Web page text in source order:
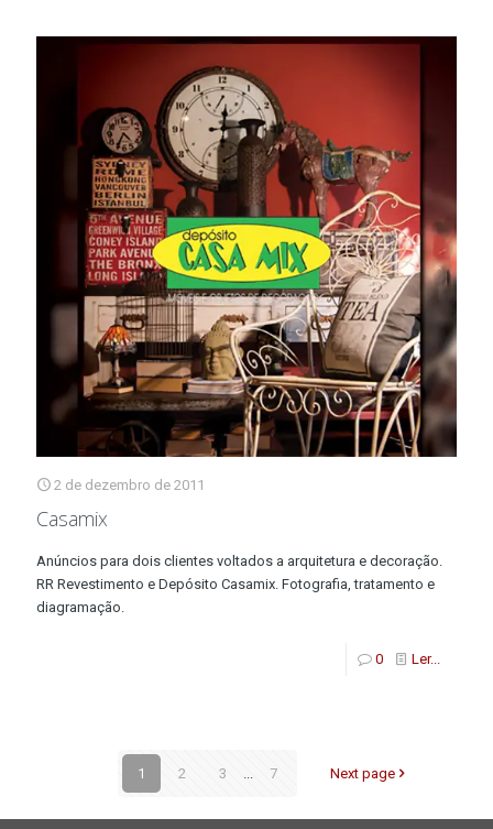
2 de dezembro de 2011
Casamix
Anúncios para dois clientes voltados a arquitetura e decoração.
RR Revestimento e Depósito Casamix. Fotografia, tratamento e
diagramação.
0 Ler...
1 2 3 ... 7 Next page